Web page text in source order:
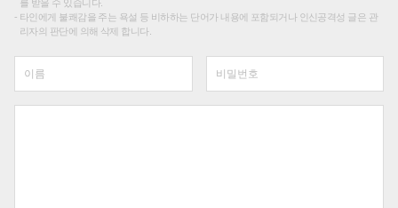
를 받을 수 있습니다.
타인에게 불쾌감을 주는 욕설 등 비하하는 단어가 내용에 포함되거나 인신공격성 글은 관
리자의 판단에 의해 삭제 합니다.